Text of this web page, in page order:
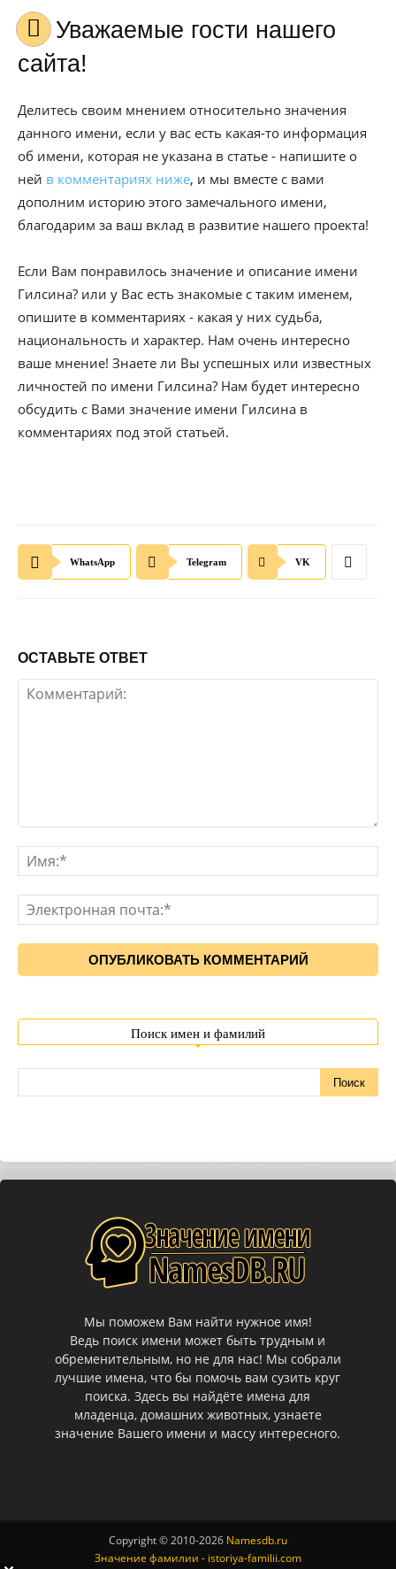
Уважаемые гости нашего
сайта!
Делитесь своим мнением относительно значения
данного имени, если у вас есть какая-то информация
об имени, которая не указана в статье - напишите о
ней в комментариях ниже, и мы вместе с вами
дополним историю этого замечального имени,
благодарим за ваш вклад в развитие нашего проекта!
Если Вам понравилось значение и описание имени
Гилсина? или у Вас есть знакомые с таким именем,
опишите в комментариях - какая у них судьба,
национальность и характер. Нам очень интересно
ваше мнение! Знаете ли Вы успешных или известных
личностей по имени Гилсина? Нам будет интересно
обсудить с Вами значение имени Гилсина в
комментариях под этой статьей.
WhatsApp Telegram VK
ОСТАВЬТЕ ОТВЕТ
Поиск имен и фамилий
Мы поможем Вам найти нужное имя!
Ведь поиск имени может быть трудным и
обременительным, но не для нас! Мы собрали
лучшие имена, что бы помочь вам сузить круг
поиска. Здесь вы найдёте имена для
младенца, домашних животных, узнаете
значение Вашего имени и массу интересного.
Copyright © 2010-2026 Namesdb.ru
Значение фамилии - istoriya-familii.com